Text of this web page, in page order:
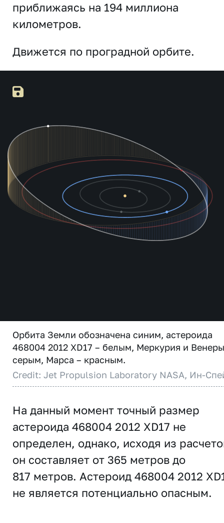
приближаясь на 194 миллиона
километров.
Движется по проградной орбите.
Орбита Земли обозначена синим, астероида
468004 2012 XD17 – белым, Меркурия и
серым, Марса – красным.
Credit: Jet Propulsion Laboratory NASA, Ин-
На данный момент точный размер
астероида 468004 2012 XD17 не
определен, однако, исходя из
он составляет от 365 метров до
817 метров. Астероид 468004 2012
не является потенциально опасным.